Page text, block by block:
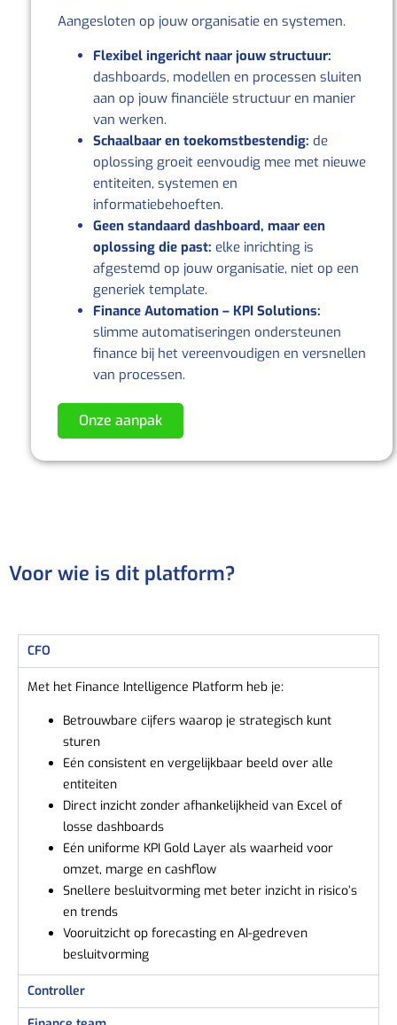
Aangesloten op jouw organisatie en systemen.
Flexibel ingericht naar jouw structuur:
dashboards, modellen en processen sluiten
aan op jouw financiële structuur en manier
van werken.
Schaalbaar en toekomstbestendig: de
oplossing groeit eenvoudig mee met nieuwe
entiteiten, systemen en
informatiebehoeften.
Geen standaard dashboard, maar een
oplossing die past: elke inrichting is
afgestemd op jouw organisatie, niet op een
generiek template.
Finance Automation – KPI Solutions:
slimme automatiseringen ondersteunen
finance bij het vereenvoudigen en versnellen
van processen.
Onze aanpak
Voor wie is dit platform?
CFO
Met het Finance Intelligence Platform heb je:
Betrouwbare cijfers waarop je strategisch kunt
sturen
Eén consistent en vergelijkbaar beeld over alle
entiteiten
Direct inzicht zonder afhankelijkheid van Excel of
losse dashboards
Eén uniforme KPI Gold Layer als waarheid voor
omzet, marge en cashflow
Snellere besluitvorming met beter inzicht in risico’s
en trends
Vooruitzicht op forecasting en AI-gedreven
besluitvorming
Controller